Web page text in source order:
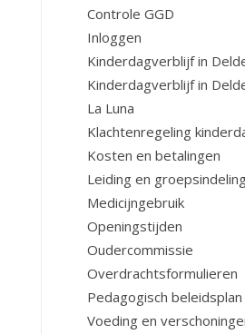
Controle GGD
Inloggen
Kinderdagverblijf in
Kinderdagverblijf in
La Luna
Klachtenregeling
Kosten en betalingen
Leiding en
Medicijngebruik
Openingstijden
Oudercommissie
Overdrachtsformulieren
Pedagogisch beleidsplan
Voeding en